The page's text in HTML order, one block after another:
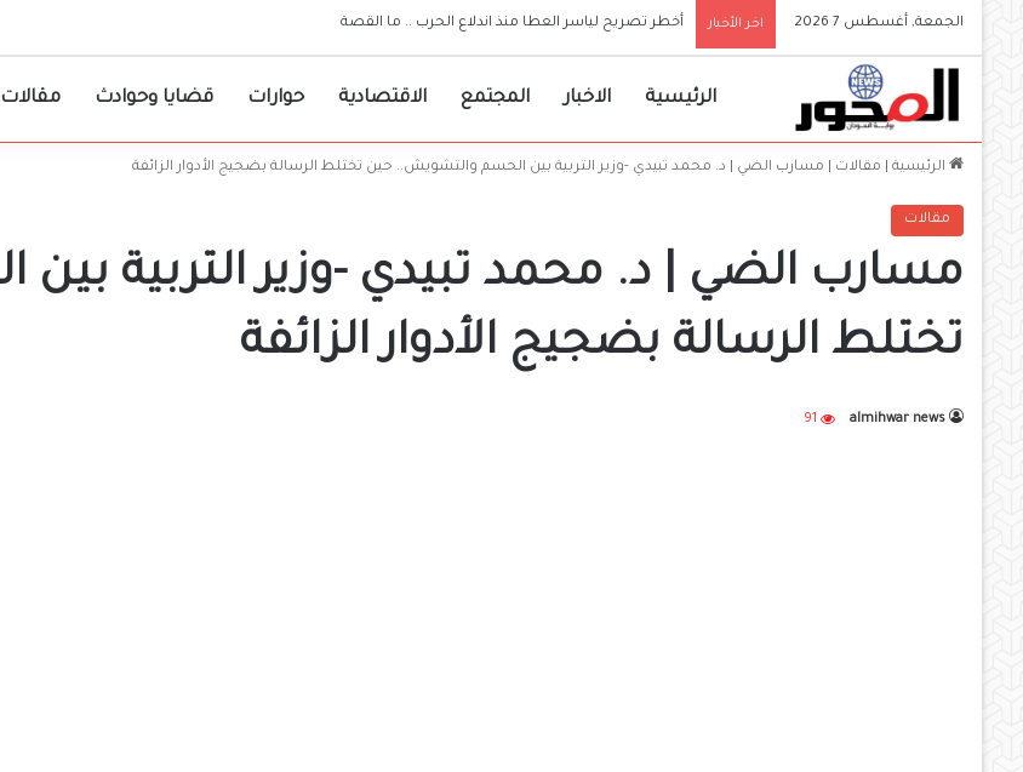
الجمعة, أغسطس 7 2026 اخر الأخبار والي الجزيرة يعلن إعتماد الجامعات مرجعية لقرارات حكومة الولاية
الرئيسية الاخبار المجتمع الاقتصادية حوارات قضايا وحوادث مقالات
الرئيسية مقالات مسارب الضي | د. محمد تبيدي -وزير التربية بين الحسم والتشويش.. حين تختلط الرسالة بضجيج الأدوار الزائفة
مقالات
مسارب الضي | د. محمد تبيدي -وزير التربية
تختلط الرسالة بضجيج الأدوار الزائفة
almihwar news
91